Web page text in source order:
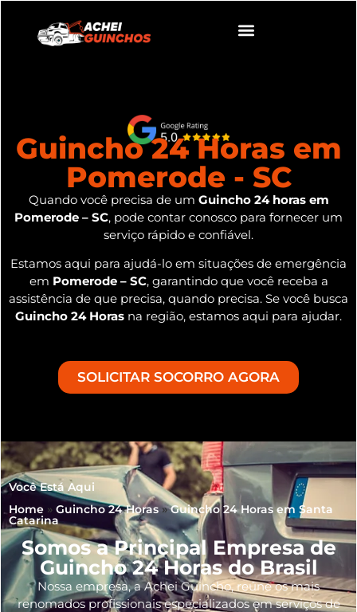
Guincho 24 Horas em
Pomerode - SC
Quando você precisa de um Guincho 24 horas em
Pomerode – SC, pode contar conosco para fornecer um
serviço rápido e confiável.
Estamos aqui para ajudá-lo em situações de emergência
em Pomerode – SC, garantindo que você receba a
assistência de que precisa, quando precisa. Se você busca
Guincho 24 Horas na região, estamos aqui para ajudar.
SOLICITAR SOCORRO AGORA
Você Está Aqui
Home » Guincho 24 Horas»Guincho 24 Horas em Santa
Catarina
Somos a Principal Empresa de
Guincho 24 Horas do Brasil
Nossa empresa, aAchei Guincho, reúne os mais
renomados profissionais especializados em serviços de